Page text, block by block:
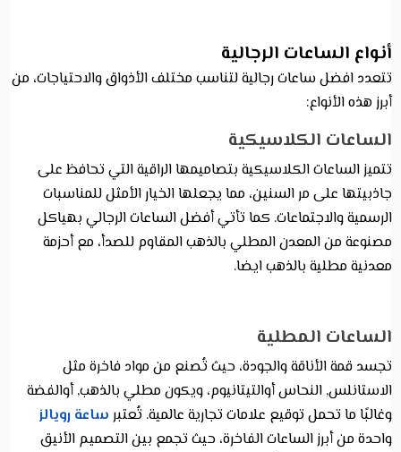
أنواع الساعات الرجالية
تتعدد افضل ساعات رجالية لتناسب مختلف الأذواق والاحتياجات، من
أبرز هذه الأنواع:
الساعات الكلاسيكية
تتميز الساعات الكلاسيكية بتصاميمها الراقية التي تحافظ على
جاذبيتها على مر السنين، مما يجعلها الخيار الأمثل للمناسبات
الرسمية والاجتماعات. كما تأتي أفضل الساعات الرجالي بهياكل
مصنوعة من المعدن المطلي بالذهب المقاوم للصدأ، مع أحزمة
معدنية مطلية بالذهب ايضا.
الساعات المطلية
تجسد قمة الأناقة والجودة، حيث تُصنع من مواد فاخرة مثل
الاستانلس, النحاس أوالتيتانيوم، ويكون مطلي بالذهب, أوالفضة
وغالبًا ما تحمل توقيع علامات تجارية عالمية. تُعتبر ساعة رويالز
واحدة من أبرز الساعات الفاخرة، حيث تجمع بين التصميم الأنيق